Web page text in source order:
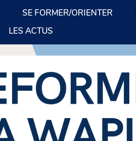
SE FORMER/ORIENTER
LES ACTUS